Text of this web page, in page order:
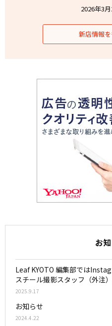
2026年3
新店情報
お
Leaf KYOTO 編集部では
スチール撮影スタッフ（外注
2025.9.17
お知らせ
2024.4.22